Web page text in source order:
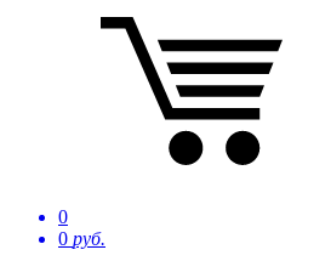
0
0 руб.